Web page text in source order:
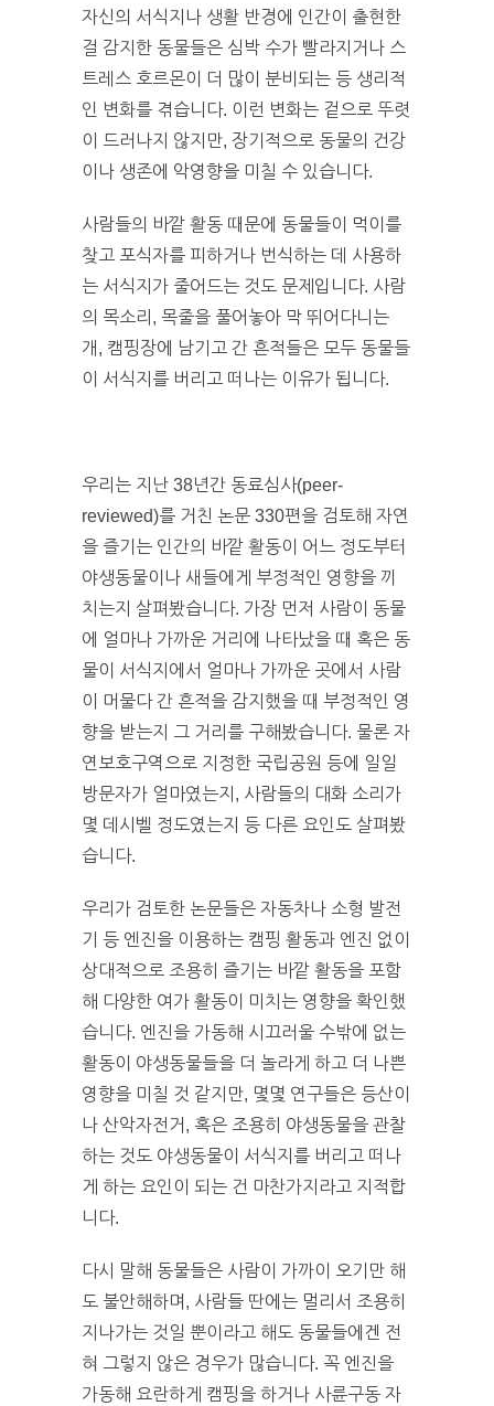
자신의 서식지나 생활 반경에 인간이 출현한
걸 감지한 동물들은 심박 수가 빨라지거나 스
트레스 호르몬이 더 많이 분비되는 등 생리적
인 변화를 겪습니다. 이런 변화는 겉으로 뚜렷
이 드러나지 않지만, 장기적으로 동물의 건강
이나 생존에 악영향을 미칠 수 있습니다.
사람들의 바깥 활동 때문에 동물들이 먹이를
찾고 포식자를 피하거나 번식하는 데 사용하
는 서식지가 줄어드는 것도 문제입니다. 사람
의 목소리, 목줄을 풀어놓아 막 뛰어다니는
개, 캠핑장에 남기고 간 흔적들은 모두 동물들
이 서식지를 버리고 떠나는 이유가 됩니다.
우리는 지난 38년간 동료심사(peer-
reviewed)를 거친 논문 330편을 검토해 자연
을 즐기는 인간의 바깥 활동이 어느 정도부터
야생동물이나 새들에게 부정적인 영향을 끼
치는지 살펴봤습니다. 가장 먼저 사람이 동물
에 얼마나 가까운 거리에 나타났을 때 혹은 동
물이 서식지에서 얼마나 가까운 곳에서 사람
이 머물다 간 흔적을 감지했을 때 부정적인 영
향을 받는지 그 거리를 구해봤습니다. 물론 자
연보호구역으로 지정한 국립공원 등에 일일
방문자가 얼마였는지, 사람들의 대화 소리가
몇 데시벨 정도였는지 등 다른 요인도 살펴봤
습니다.
우리가 검토한 논문들은 자동차나 소형 발전
기 등 엔진을 이용하는 캠핑 활동과 엔진 없이
상대적으로 조용히 즐기는 바깥 활동을 포함
해 다양한 여가 활동이 미치는 영향을 확인했
습니다. 엔진을 가동해 시끄러울 수밖에 없는
활동이 야생동물들을 더 놀라게 하고 더 나쁜
영향을 미칠 것 같지만, 몇몇 연구들은 등산이
나 산악자전거, 혹은 조용히 야생동물을 관찰
하는 것도 야생동물이 서식지를 버리고 떠나
게 하는 요인이 되는 건 마찬가지라고 지적합
니다.
다시 말해 동물들은 사람이 가까이 오기만 해
도 불안해하며, 사람들 딴에는 멀리서 조용히
지나가는 것일 뿐이라고 해도 동물들에겐 전
혀 그렇지 않은 경우가 많습니다. 꼭 엔진을
가동해 요란하게 캠핑을 하거나 사륜구동 자